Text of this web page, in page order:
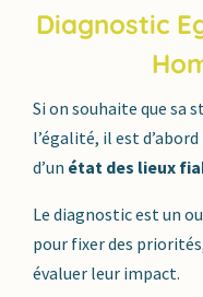
Diagnostic
Si on souhaite que sa
l’égalité, il est
d’un état des lieux
Le diagnostic est un
pour fixer des
évaluer leur impact.